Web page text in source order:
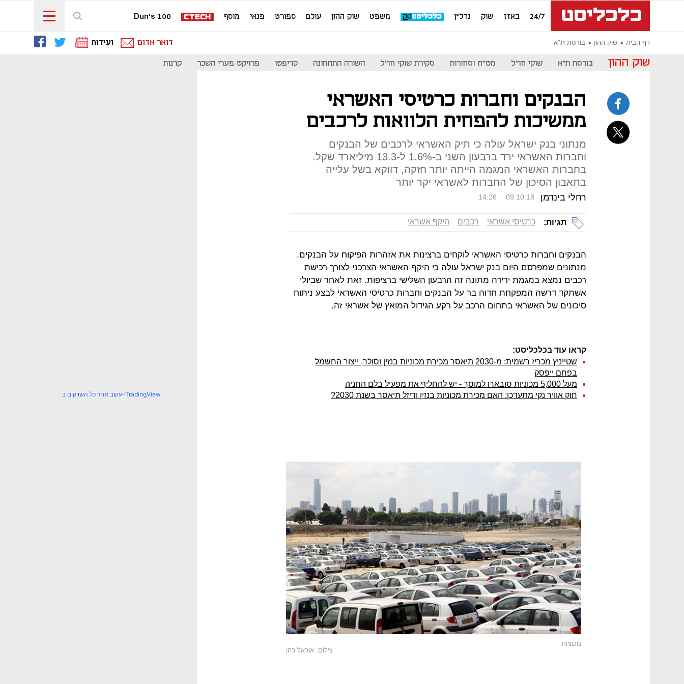
24/7 באזז שוק נדל"ן משפט שוק ההון עולם ספורט פנאי מוסף Dun's 100
דף הבית שוק ההון בורסת ת"א דואר אדום ועידות
שוק ההון בורסת ת"א שוקי חו"ל מט"ח וסחורות סקירת שוקי חו"ל השורה התחתונה קריפטו פרויקט פערי השכר קרנות
הבנקים וחברות כרטיסי האשראי
ממשיכות להפחית הלוואות לרכבים
מנתוני בנק ישראל עולה כי תיק האשראי לרכבים של הבנקים
וחברות האשראי ירד ברבעון השני ב-1.6% ל-13.3 מיליארד שקל.
בחברות האשראי המגמה הייתה יותר חזקה, דווקא בשל עלייה
בתאבון הסיכון של החברות לאשראי יקר יותר
רחלי בינדמן 14:26 09.10.18
תגיות: כרטיסי אשראי רכבים היקף אשראי
הבנקים וחברות כרטיסי האשראי לוקחים ברצינות את אזהרות הפיקוח על הבנקים.
מנתונים שמפרסם היום בנק ישראל עולה כי היקף האשראי הצרכני לצורך רכישת
רכבים נמצא במגמת ירידה מתונה זה הרבעון השלישי ברציפות. זאת לאחר שביולי
אשתקד דרשה המפקחת חדוה בר על הבנקים וחברות כרטיסי האשראי לבצע ניתוח
סיכונים של האשראי בתחום הרכב על רקע הגידול המואץ של אשראי זה.
קראו עוד בכלכליסט:
שטייניץ מכריז רשמית: מ-2030 תיאסר מכירת מכוניות בנזין וסולר, ייצור החשמל
בפחם ייפסק
מעל 5,000 מכוניות סובארו למוסך - יש להחליף את מפעיל בלם החניה
חוק אוויר נקי מתעדכן: האם מכירת מכוניות בנזין ודיזל תיאסר בשנת 2030?
מכוניות
צילום: אוראל כהן
עקוב אחר כל השווקים ב-TradingView